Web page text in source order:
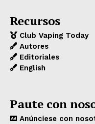
Recursos
Club Vaping Today
Autores
Editoriales
English
Paute con
Anúnciese con